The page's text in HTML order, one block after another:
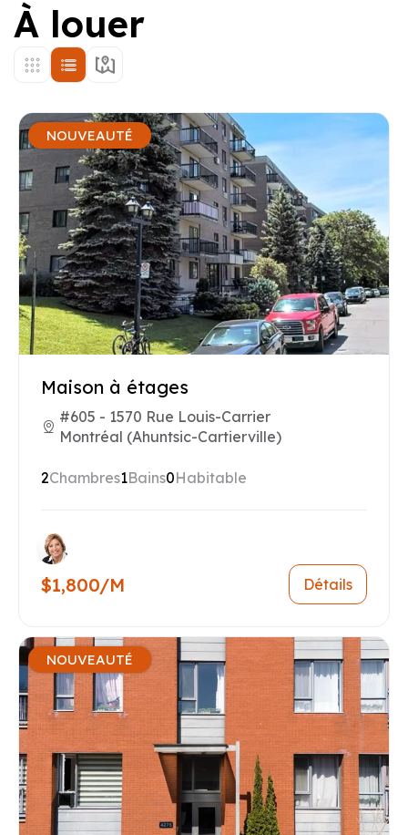
À louer
NOUVEAUTÉ
Maison à étages
#605 - 1570 Rue Louis-Carrier
Montréal (Ahuntsic-Cartierville)
2Chambres1Bains0Habitable
$1,800/M Détails
NOUVEAUTÉ